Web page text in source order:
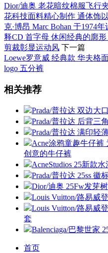
Dior/迪奥 老花暗纹棉服飞行
花科技面料精心制作 通体饰
克·博昂 Marc Bohan 于1974
释CD 首字母 休闲经典的廓
剪裁彰显运动风 下一篇
Loewe罗意威 经典款 华夫格
logo 五分裤
相关推荐
Prada/普拉达 双边大
Prada/普拉达 后背三
Prada/普拉达 满印轻
Acne涂鸦童趣牛仔裤
创意的牛仔裤
AcneStudios 25新款
Prada/普拉达 25ss 徽
Dior/迪奥 25Fw发芽
Louis Vuitton/路易威
Louis Vuitton/路易威
套
Balenciaga/巴黎世家
首页